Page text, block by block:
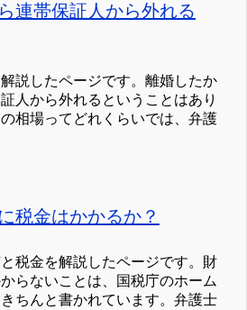
連帯保証人から外れる
説したページです。離婚したか
人から外れるということはあり
相場ってどれくらいでは、弁護
税金はかかるか？
税金を解説したページです。財
らないことは、国税庁のホーム
ちんと書かれています。弁護士